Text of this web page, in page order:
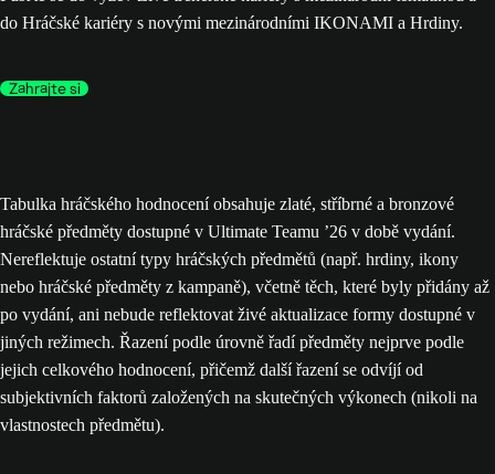
do Hráčské kariéry s novými mezinárodními IKONAMI a Hrdiny.
Zahrajte si
Tabulka hráčského hodnocení obsahuje zlaté, stříbrné a bronzové
hráčské předměty dostupné v Ultimate Teamu ’26 v době vydání.
Nereflektuje ostatní typy hráčských předmětů (např. hrdiny, ikony
nebo hráčské předměty z kampaně), včetně těch, které byly přidány až
po vydání, ani nebude reflektovat živé aktualizace formy dostupné v
jiných režimech. Řazení podle úrovně řadí předměty nejprve podle
jejich celkového hodnocení, přičemž další řazení se odvíjí od
subjektivních faktorů založených na skutečných výkonech (nikoli na
vlastnostech předmětu).